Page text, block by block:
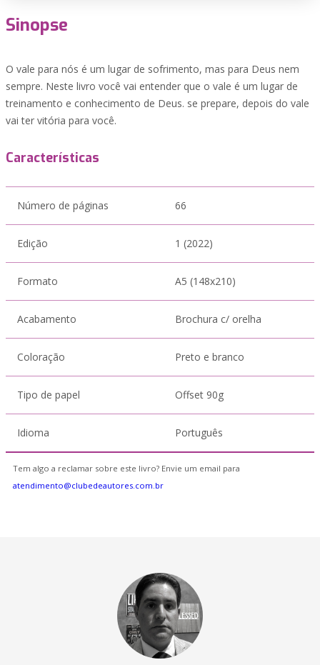
Sinopse
O vale para nós é um lugar de sofrimento, mas para Deus nem
sempre. Neste livro você vai entender que o vale é um lugar de
treinamento e conhecimento de Deus. se prepare, depois do vale
vai ter vitória para você.
Características
Número de páginas 66
Edição 1 (2022)
Formato A5 (148x210)
Acabamento Brochura c/ orelha
Coloração Preto e branco
Tipo de papel Offset 90g
Idioma Português
Tem algo a reclamar sobre este livro? Envie um email para
atendimento@clubedeautores.com.br